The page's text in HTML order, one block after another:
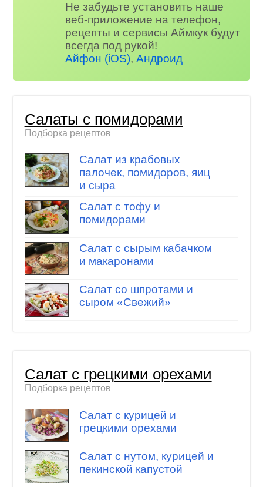
Не забудьте установить наше
веб-приложение на телефон,
рецепты и сервисы Аймкук будут
всегда под рукой!
Айфон (iOS),Андроид
Салаты с помидорами
Подборка рецептов
Салат из крабовых
палочек, помидоров, яиц
и сыра
Салат с тофу и
помидорами
Салат с сырым кабачком
и макаронами
Салат со шпротами и
сыром «Свежий»
Салат с грецкими орехами
Подборка рецептов
Салат с курицей и
грецкими орехами
Салат с нутом, курицей и
пекинской капустой